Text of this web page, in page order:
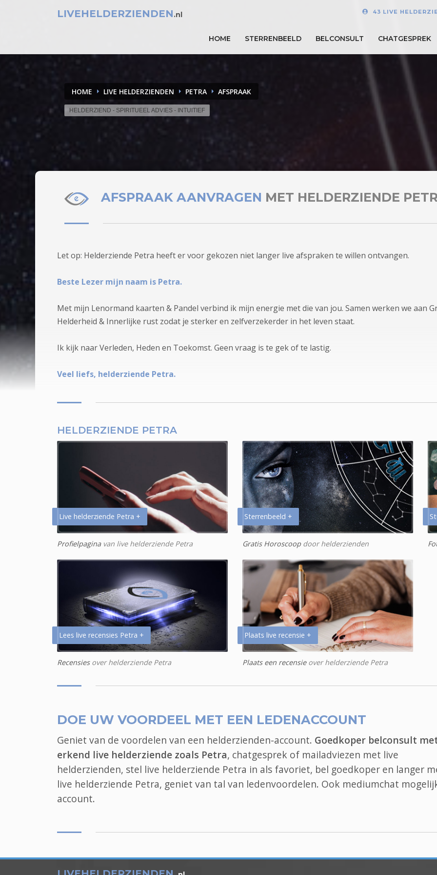
LIVEHELDERZIENDEN.nl 43 LIVE
HOME STERRENBEELD BELCONSULT CHATGESPREK
HOME LIVE HELDERZIENDEN PETRA AFSPRAAK
HELDERZIEND - SPIRITUEEL ADVIES - INTUITIEF
AFSPRAAK AANVRAGEN MET HELDERZIENDE
Let op: Helderziende Petra heeft er voor gekozen niet langer live afspraken te willen ontvangen.
Beste Lezer mijn naam is Petra.
Met mijn Lenormand kaarten & Pandel verbind ik mijn energie met die van jou. Samen werken we aan
Helderheid & Innerlijke rust zodat je sterker en zelfverzekerder in het leven staat.
Ik kijk naar Verleden, Heden en Toekomst. Geen vraag is te gek of te lastig.
Veel liefs, helderziende Petra.
HELDERZIENDE PETRA
Live helderziende Petra +
Profielpaginavan live helderziende Petra
Sterrenbeeld +
Gratis Horoscoopdoor helderzienden
Lees live recensies Petra +
Recensiesover helderziende Petra
Plaats live recensie +
Plaats een recensieover helderziende Petra
DOE UW VOORDEEL MET EEN LEDENACCOUNT
Geniet van de voordelen van een helderzienden-account. Goedkoper belconsult
erkend live helderziende zoals Petra, chatgesprek of mailadviezen met live
helderzienden, stel live helderziende Petra in als favoriet, bel goedkoper en langer
live helderziende Petra, geniet van tal van ledenvoordelen. Ook mediumchat
account.